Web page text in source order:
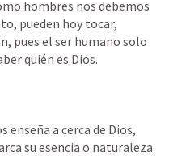
hombres nos debemos
pueden hoy tocar,
pues el ser humano solo
quién es Dios.
enseña a cerca de Dios,
su esencia o naturaleza